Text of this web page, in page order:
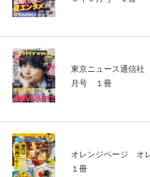
東京ニュース通信
月号 １冊
オレンジページ オ
１冊